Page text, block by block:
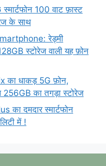
100 वाट फ़ास्ट
के साथ
रेड्मी
स्टोरेज वाली यह फ़ोन
का धाकड़ 5G फ़ोन,
का तगड़ा स्टोरेज
का दमदार स्मार्टफोन
में !